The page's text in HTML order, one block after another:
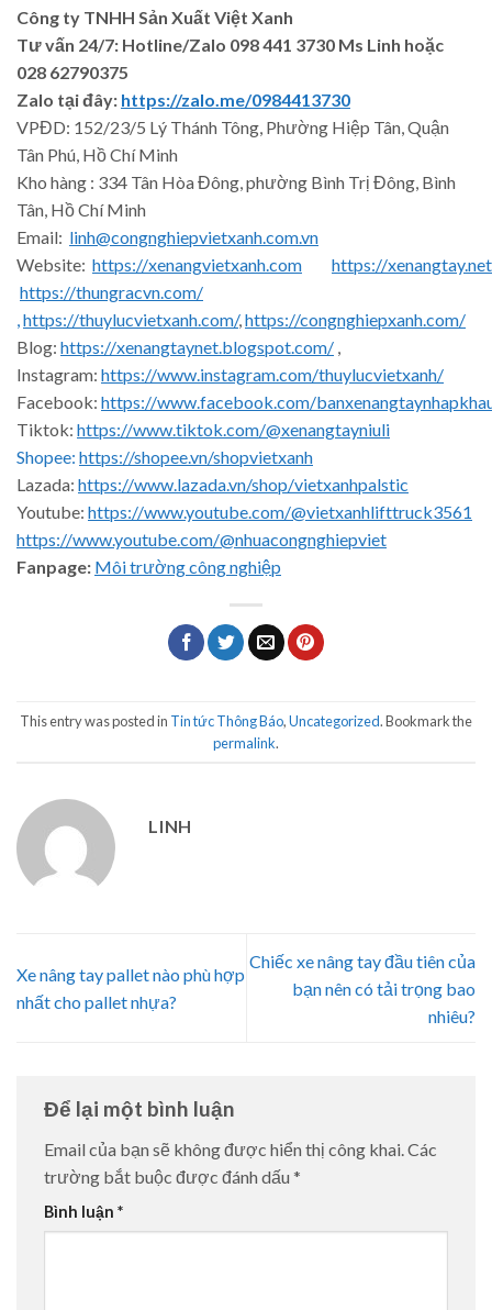
Công ty TNHH Sản Xuất Việt Xanh
Tư vấn 24/7: Hotline/Zalo 098 441 3730 Ms Linh hoặc
028 62790375
Zalo tại đây: https://zalo.me/0984413730
VPĐD: 152/23/5 Lý Thánh Tông, Phường Hiệp Tân, Quận
Tân Phú, Hồ Chí Minh
Kho hàng : 334 Tân Hòa Đông, phường Bình Trị Đông, Bình
Tân, Hồ Chí Minh
Email: linh@congnghiepvietxanh.com.vn
Website: https://xenangvietxanh.com
https://xenangtay.net
https://thungracvn.com/
,https://thuylucvietxanh.com/,https://congnghiepxanh.com/
Blog: https://xenangtaynet.blogspot.com/ ,
Instagram: https://www.instagram.com/thuylucvietxanh/
Facebook: https://www.facebook.com/
Tiktok: https://www.tiktok.com/@xenangtayniuli
Shopee: https://shopee.vn/shopvietxanh
Lazada: https://www.lazada.vn/shop/vietxanhpalstic
Youtube: https://www.youtube.com/@vietxanhlifttruck3561
https://www.youtube.com/@nhuacongnghiepviet
Fanpage: Môi trường công nghiệp
This entry was posted in Tin tức Thông Báo,Uncategorized. Bookmark the
permalink.
LINH
Xe nâng tay pallet nào phù hợp
nhất cho pallet nhựa?
Chiếc xe nâng tay đầu tiên của
bạn nên có tải trọng bao
nhiêu?
Để lại một bình luận
Email của bạn sẽ không được hiển thị công khai.Các
trường bắt buộc được đánh dấu *
Bình luận *